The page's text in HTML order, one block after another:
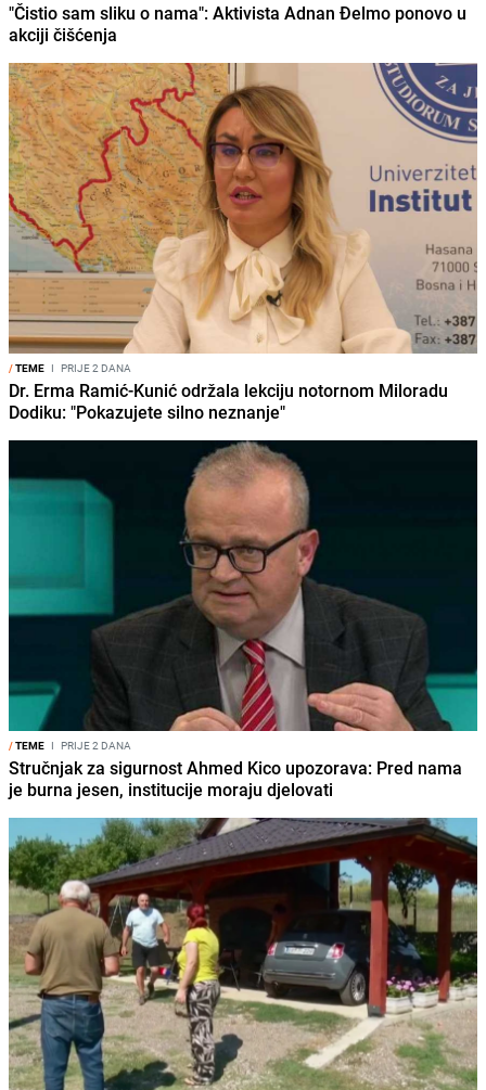
"Čistio sam sliku o nama": Aktivista Adnan Đelmo ponovo u
akciji čišćenja
/TEME I PRIJE 2 DANA
Dr. Erma Ramić-Kunić održala lekciju notornom Miloradu
Dodiku: "Pokazujete silno neznanje"
/TEME I PRIJE 2 DANA
Stručnjak za sigurnost Ahmed Kico upozorava: Pred nama
je burna jesen, institucije moraju djelovati